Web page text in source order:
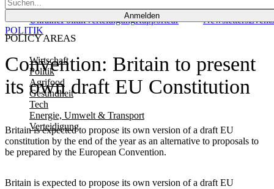
Anmelden
POLICY AREAS
Wirtschaft
Politik
Agrifood
Gesundheit
Tech
Energie, Umwelt & Transport
Verteidigung
UkrainePolitikVerteidigungRapporteur NewslettersEvents
Convention: Britain to present
its own draft EU Constitution
Britain is expected to propose its own version of a draft EU
constitution by the end of the year as an alternative to proposals to
be prepared by the European Convention.
POLITIK
Britain is expected to propose its own version of a draft EU